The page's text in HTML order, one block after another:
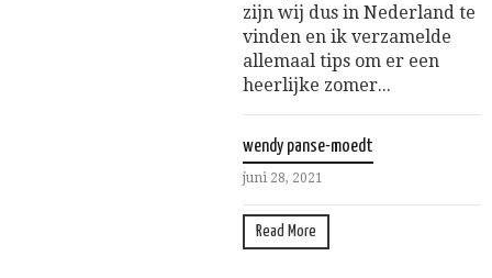
zijn wij dus in Nederland te
vinden en ik verzamelde
allemaal tips om er een
heerlijke zomer...
wendy panse-moedt
juni 28, 2021
Read More